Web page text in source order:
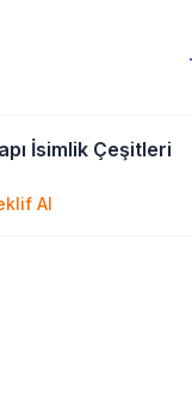
& Levha
İsimlik Çeşitleri
Al